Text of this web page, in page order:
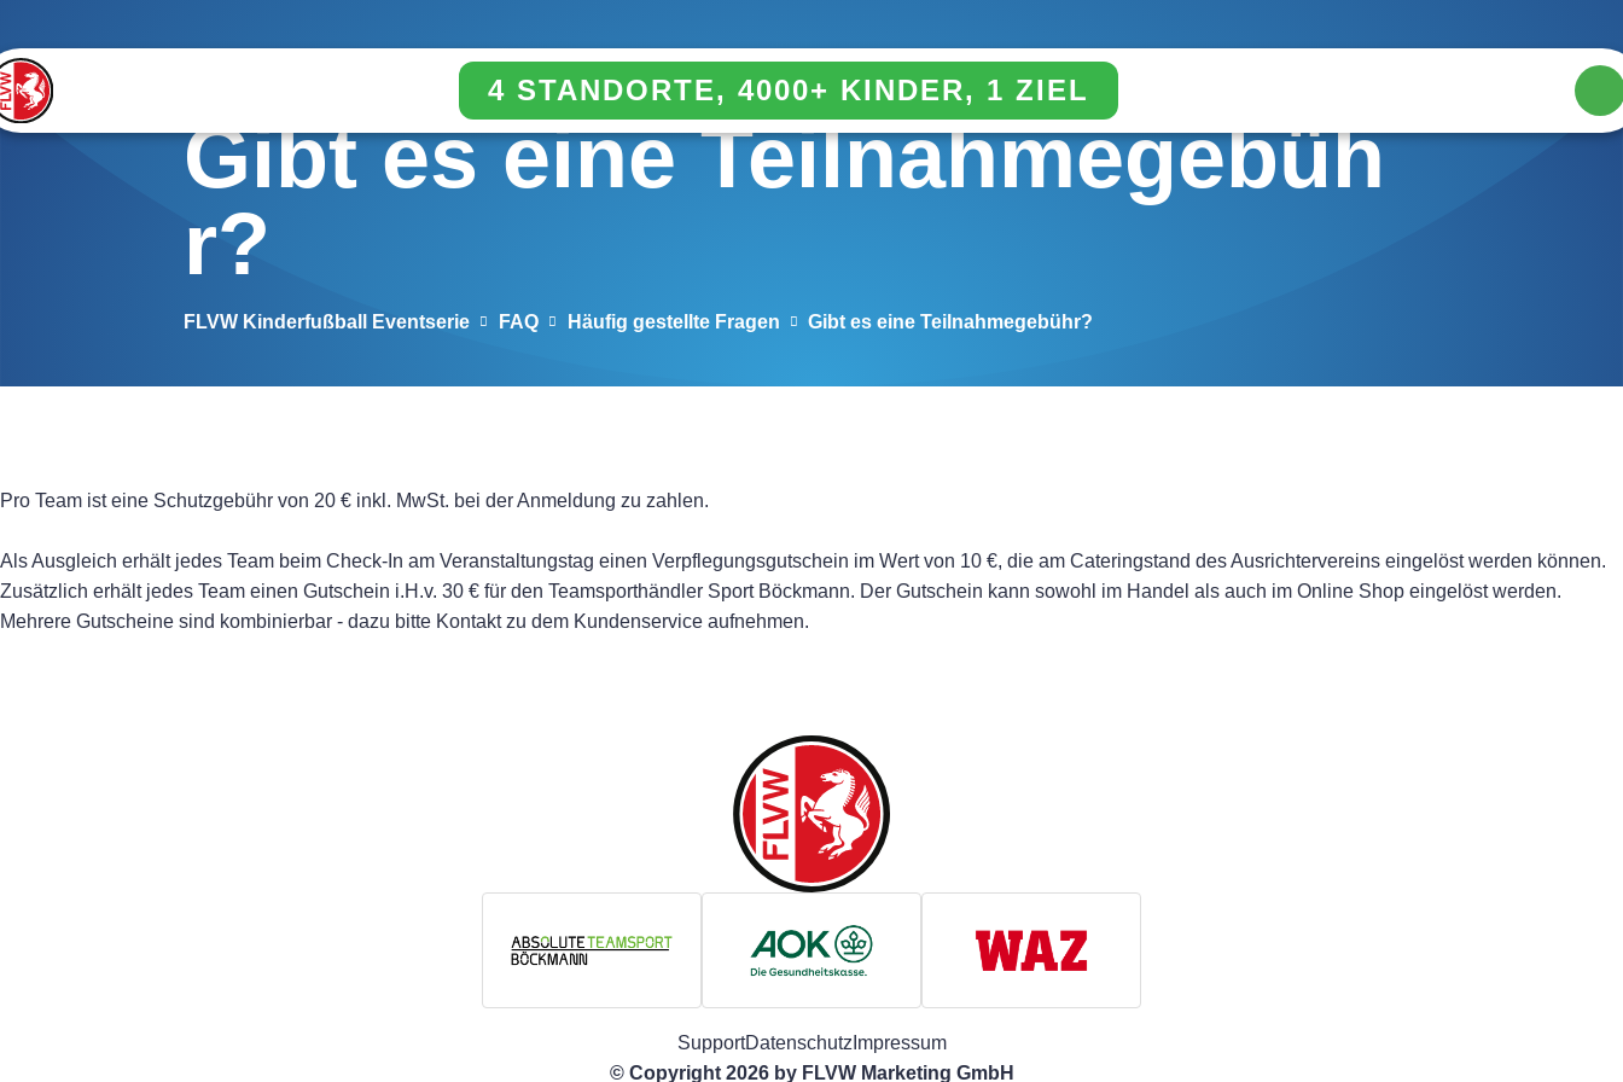
4 STANDORTE, 4000+ KINDER, 1 ZIEL
Gibt es eine Teilnahmegebüh
r?
FLVW Kinderfußball Eventserie FAQ Häufig gestellte Fragen Gibt es eine Teilnahmegebühr?
Pro Team ist eine Schutzgebühr von 20 € inkl. MwSt. bei der Anmeldung zu zahlen.
Als Ausgleich erhält jedes Team beim Check-In am Veranstaltungstag einen Verpflegungsgutschein im Wert von 10 €, die am Cateringstand des Ausrichtervereins eingelöst werden können.
Zusätzlich erhält jedes Team einen Gutschein i.H.v. 30 € für den Teamsporthändler Sport Böckmann. Der Gutschein kann sowohl im Handel als auch im Online Shop eingelöst werden.
Mehrere Gutscheine sind kombinierbar - dazu bitte Kontakt zu dem Kundenservice aufnehmen.
SupportDatenschutzImpressum
© Copyright 2026 by FLVW Marketing GmbH